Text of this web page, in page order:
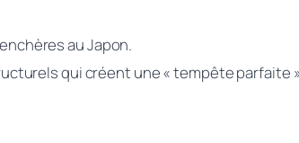
au Japon.
qui créent une « tempête parfaite